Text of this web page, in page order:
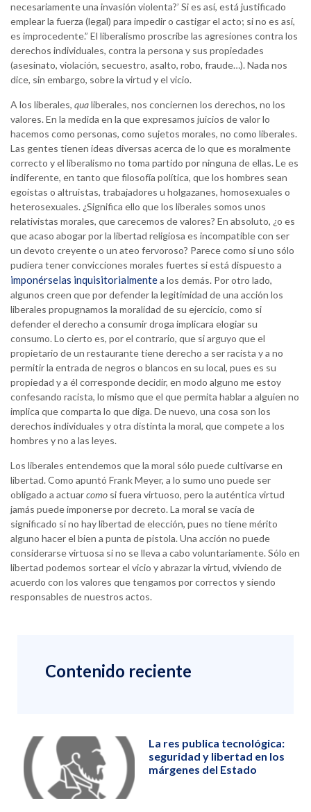
necesariamente una invasión violenta?’ Si es así, está justificado
emplear la fuerza (legal) para impedir o castigar el acto; si no es así,
es improcedente.” El liberalismo proscribe las agresiones contra los
derechos individuales, contra la persona y sus propiedades
(asesinato, violación, secuestro, asalto, robo, fraude…). Nada nos
dice, sin embargo, sobre la virtud y el vicio.
A los liberales, qualiberales, nos conciernen los derechos, no los
valores. En la medida en la que expresamos juicios de valor lo
hacemos como personas, como sujetos morales, no como liberales.
Las gentes tienen ideas diversas acerca de lo que es moralmente
correcto y el liberalismo no toma partido por ninguna de ellas. Le es
indiferente, en tanto que filosofía política, que los hombres sean
egoístas o altruistas, trabajadores u holgazanes, homosexuales o
heterosexuales. ¿Significa ello que los liberales somos unos
relativistas morales, que carecemos de valores? En absoluto, ¿o es
que acaso abogar por la libertad religiosa es incompatible con ser
un devoto creyente o un ateo fervoroso? Parece como si uno sólo
pudiera tener convicciones morales fuertes si está dispuesto a
imponérselas inquisitorialmentea los demás. Por otro lado,
algunos creen que por defender la legitimidad de una acción los
liberales propugnamos la moralidad de su ejercicio, como si
defender el derecho a consumir droga implicara elogiar su
consumo. Lo cierto es, por el contrario, que si arguyo que el
propietario de un restaurante tiene derecho a ser racista y a no
permitir la entrada de negros o blancos en su local, pues es su
propiedad y a él corresponde decidir, en modo alguno me estoy
confesando racista, lo mismo que el que permita hablar a alguien no
implica que comparta lo que diga. De nuevo, una cosa son los
derechos individuales y otra distinta la moral, que compete a los
hombres y no a las leyes.
Los liberales entendemos que la moral sólo puede cultivarse en
libertad. Como apuntó Frank Meyer, a lo sumo uno puede ser
obligado a actuarcomo si fuera virtuoso, pero la auténtica virtud
jamás puede imponerse por decreto. La moral se vacía de
significado si no hay libertad de elección, pues no tiene mérito
alguno hacer el bien a punta de pistola. Una acción no puede
considerarse virtuosa si no se lleva a cabo voluntariamente. Sólo en
libertad podemos sortear el vicio y abrazar la virtud, viviendo de
acuerdo con los valores que tengamos por correctos y siendo
responsables de nuestros actos.
Contenido reciente
La res publica tecnológica:
seguridad y libertad en los
márgenes del Estado